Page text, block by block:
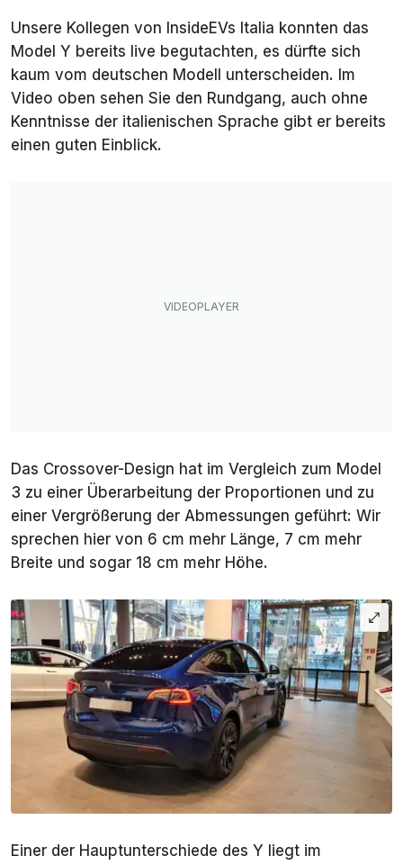
Unsere Kollegen von InsideEVs Italia konnten das
Model Y bereits live begutachten, es dürfte sich
kaum vom deutschen Modell unterscheiden. Im
Video oben sehen Sie den Rundgang, auch ohne
Kenntnisse der italienischen Sprache gibt er bereits
einen guten Einblick.
Das Crossover-Design hat im Vergleich zum Model
3 zu einer Überarbeitung der Proportionen und zu
einer Vergrößerung der Abmessungen geführt: Wir
sprechen hier von 6 cm mehr Länge, 7 cm mehr
Breite und sogar 18 cm mehr Höhe.
Einer der Hauptunterschiede des Y liegt im